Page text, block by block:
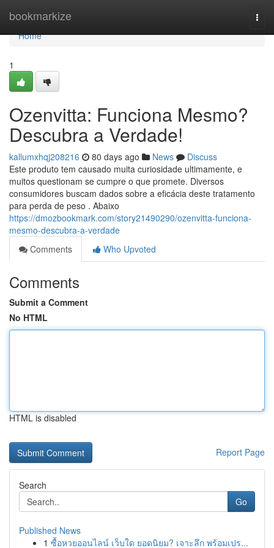
bookmarkize
Home
Home
1
Ozenvitta: Funciona Mesmo?
Descubra a Verdade!
kallumxhqj208216 80 days ago News
Discuss
Este produto tem causado muita curiosidade ultimamente, e
muitos questionam se cumpre o que promete. Diversos
consumidores buscam dados sobre a eficácia deste tratamento
para perda de peso . Abaixo
https://dmozbookmark.com/story21490290/ozenvitta-funciona-
mesmo-descubra-a-verdade
Comments
Who Upvoted
Comments
Submit a Comment
No HTML
HTML is disabled
Report Page
Search
Go
Published News
1 ซื้อหวยออนไลน์ เว็บใด ยอดนิยม? เจาะลึก พร้อมเปร...